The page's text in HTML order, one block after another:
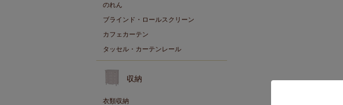
のれん
ブラインド・ロールスクリーン
カフェカーテン
タッセル・カーテンレール
収納
衣類収納